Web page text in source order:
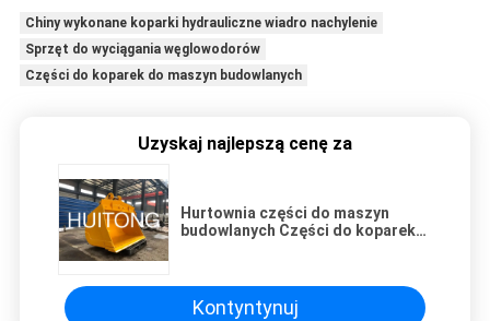
Chiny wykonane koparki hydrauliczne wiadro nachylenie
Sprzęt do wyciągania węglowodorów
Części do koparek do maszyn budowlanych
Uzyskaj najlepszą cenę za
Hurtownia części do maszyn
budowlanych Części do koparek
Kontyntynuj